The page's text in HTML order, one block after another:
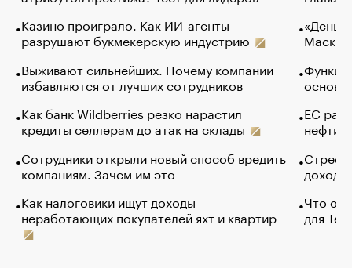
Казино проиграло. Как ИИ-агенты
разрушают букмекерскую индустрию
Выживают сильнейших. Почему компании
избавляются от лучших сотрудников
Как банк Wildberries резко нарастил
кредиты селлерам до атак на склады
Сотрудники открыли новый способ вредить
компаниям. Зачем им это
Как налоговики ищут доходы
неработающих покупателей яхт и квартир
Маск в
основ
ЕС
нефти
Что
для